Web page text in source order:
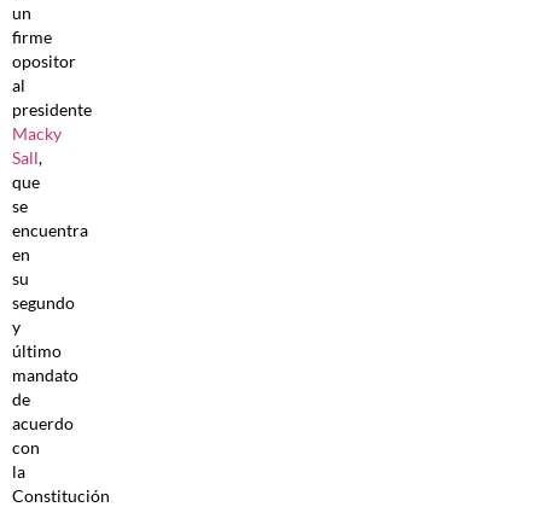
un
firme
opositor
al
presidente
Macky
Sall,
que
se
encuentra
en
su
segundo
y
último
mandato
de
acuerdo
con
la
Constitución